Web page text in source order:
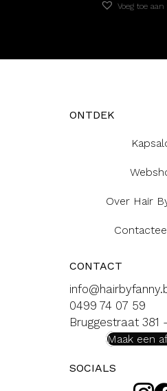
Voeg toe
ONTDEK
Over Hair
CONTACT
0499 74 07 59
Bruggestraat 381
Maak een
SOCIALS